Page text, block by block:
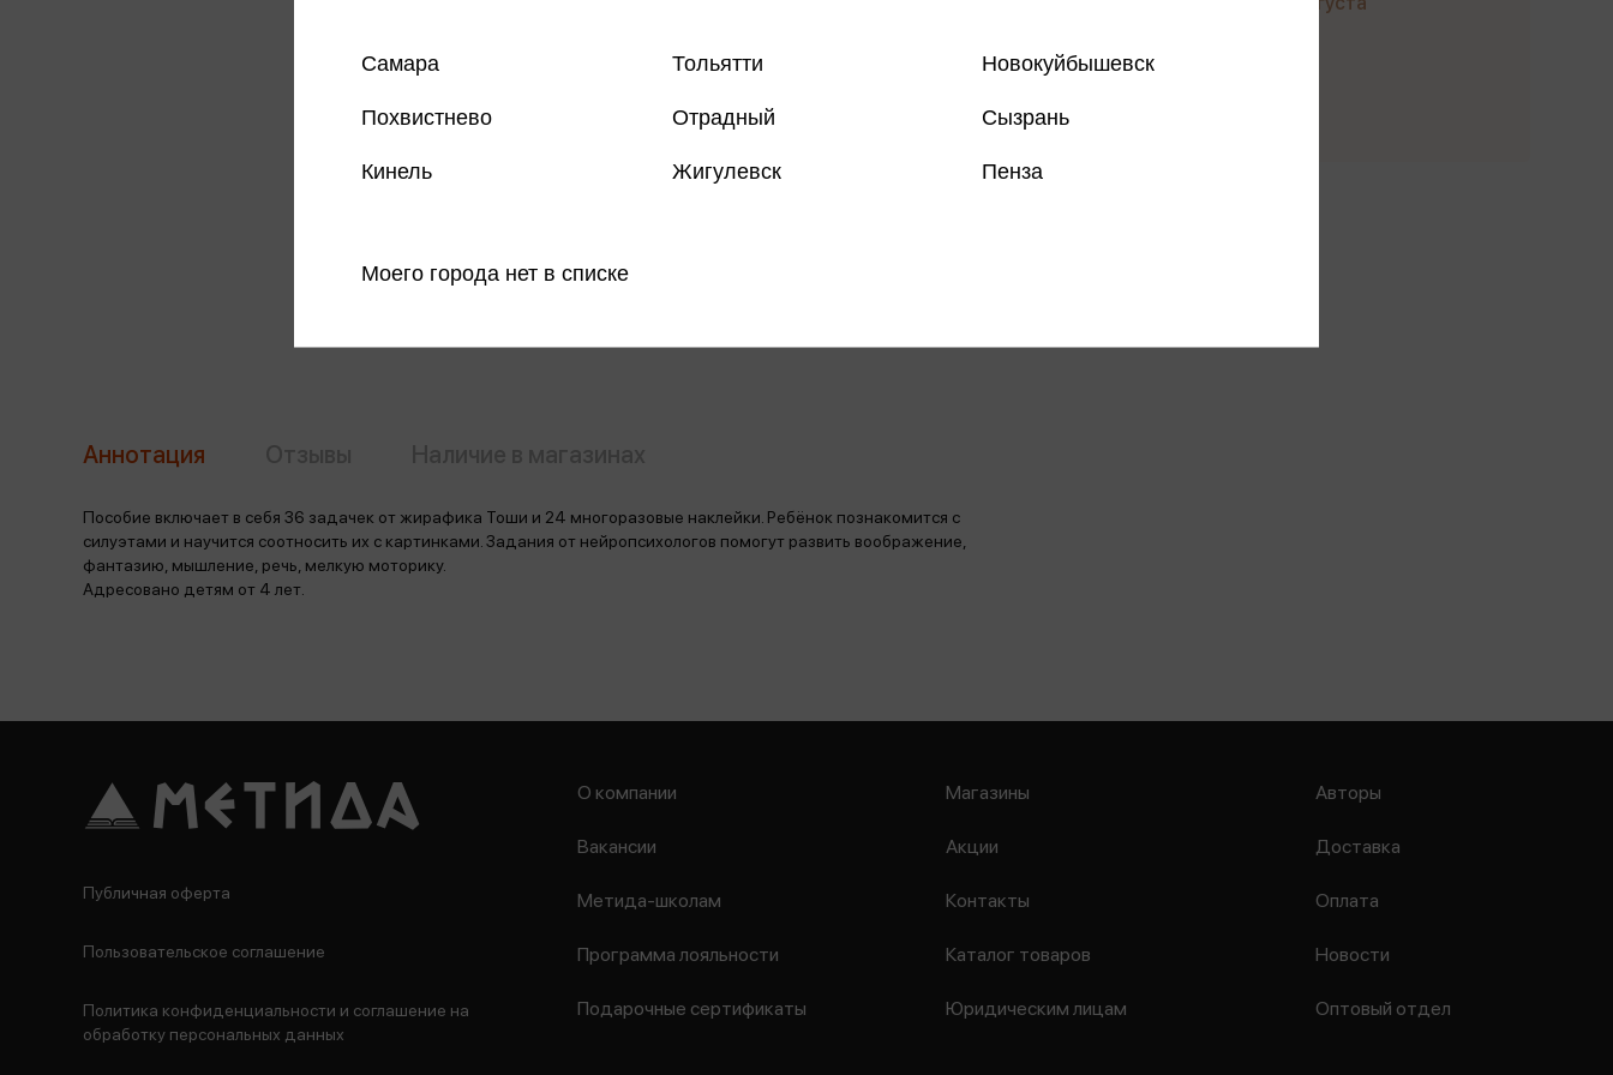
Аннотация
Пособие включает в себя 36 задачек от жирафика Тоши и 24 многоразовые наклейки. Ребёнок познакомится с
силуэтами и научится соотносить их с картинками. Задания от нейропсихологов помогут развить воображение,
фантазию, мышление, речь, мелкую моторику.
Адресовано детям от 4 лет.
Самара Тольятти Новокуйбышевск
Похвистнево Отрадный Сызрань
Кинель Жигулевск Пенза
Моего города нет в списке
О компании
Вакансии
Метида-школам
Программа лояльности
Подарочные сертификаты
Магазины
Акции
Контакты
Каталог товаров
Юридическим лицам
Авторы
Доставка
Оплата
Новости
Оптовый отдел
Публичная оферта
Пользовательское соглашение
Политика конфиденциальности и соглашение на
обработку персональных данных